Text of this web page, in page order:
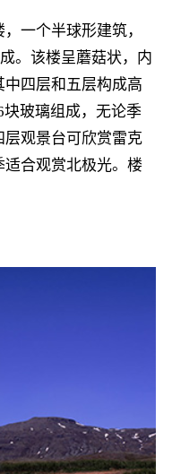
一个半球形建筑，
。该楼呈蘑菇状，内
四层和五层构成高
玻璃组成，无论季
层观景台可欣赏雷克
合观赏北极光。楼